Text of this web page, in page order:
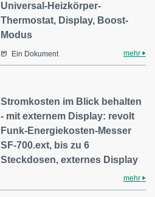
Universal-Heizkörper-
Thermostat, Display, Boost-
Modus
Ein Dokument mehr
Stromkosten im Blick behalten
- mit externem Display: revolt
Funk-Energiekosten-Messer
SF-700.ext, bis zu 6
Steckdosen, externes Display
mehr